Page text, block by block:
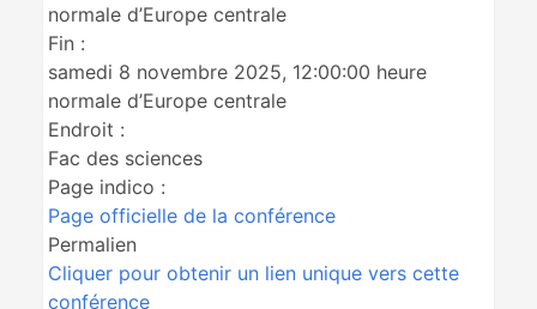
normale d’Europe centrale
Fin :
samedi 8 novembre 2025, 12:00:00 heure
normale d’Europe centrale
Endroit :
Fac des sciences
Page indico :
Page officielle de la conférence
Permalien
Cliquer pour obtenir un lien unique vers cette
conférence